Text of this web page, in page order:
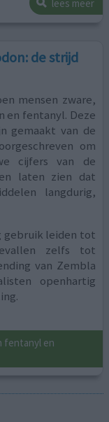
lees meer
de strijd
mensen zware,
en fentanyl. Deze
gemaakt van de
om
cijfers van de
laten zien dat
langdurig,
gebruik leiden tot
zelfs tot
van Zembla
openhartig
fentanyl en